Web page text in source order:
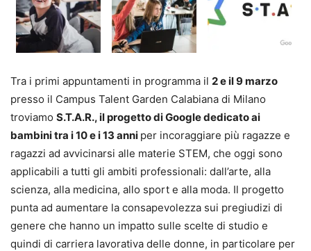
Tra i primi appuntamenti in programma il 2 e il 9 marzo
presso il Campus Talent Garden Calabiana di Milano
troviamo S.T.A.R., il progetto di Google dedicato ai
bambini tra i 10 e i 13 anni per incoraggiare più ragazze e
ragazzi ad avvicinarsi alle materie STEM, che oggi sono
applicabili a tutti gli ambiti professionali: dall’arte, alla
scienza, alla medicina, allo sport e alla moda. Il progetto
punta ad aumentare la consapevolezza sui pregiudizi di
genere che hanno un impatto sulle scelte di studio e
quindi di carriera lavorativa delle donne, in particolare per